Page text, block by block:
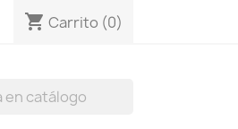
shopping_cart Carrito (0)